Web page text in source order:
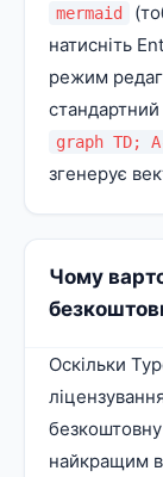
mermaid
натисніть
режим
graph TD;
згенерує
Чому
Оскільки
безкоштовну
найкращим